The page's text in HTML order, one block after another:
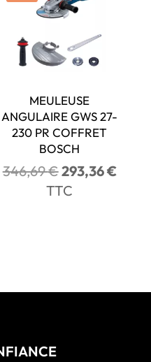
MEULEUSE
ANGULAIRE GWS 27-
230 PR COFFRET
BOSCH
346,69€Le
prix
293,36€Le
TTC